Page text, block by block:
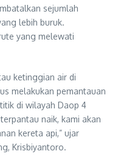
sejumlah
lebih buruk.
yang melewati
ketinggian air di
melakukan pemantauan
di wilayah Daop 4
naik, kami akan
kereta api,” ujar
Krisbiyantoro.